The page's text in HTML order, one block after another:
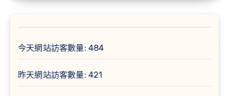
今天網站訪客數量: 484
昨天網站訪客數量: 421